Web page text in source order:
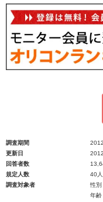
調査期間
更新日
回答者数
規定人数
40
調査対象者
性別
年齢